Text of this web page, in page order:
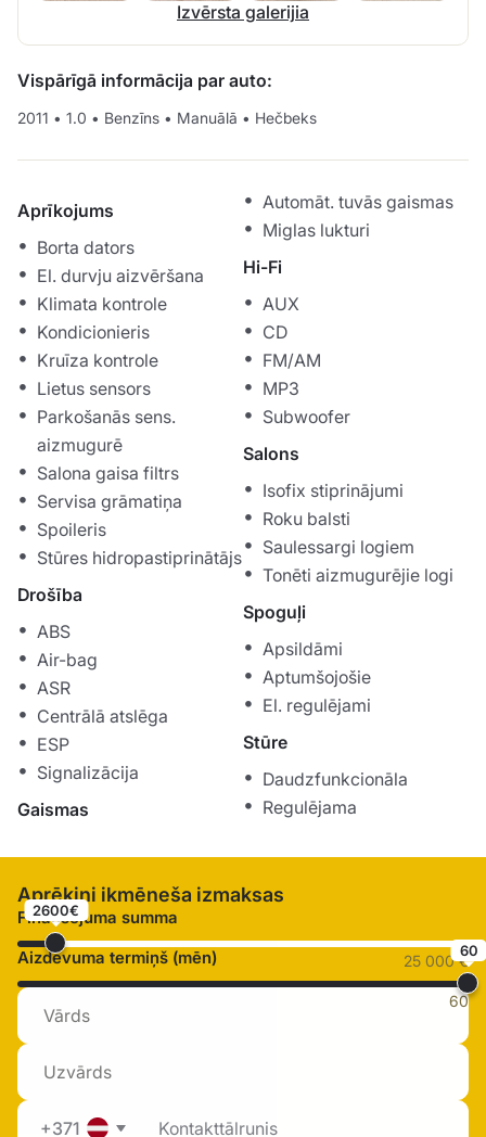
Izvērsta galerijia
Vispārīgā informācija par auto:
2011 • 1.0 • Benzīns • Manuālā • Hečbeks
Aprīkojums
Borta dators
El. durvju aizvēršana
Klimata kontrole
Kondicionieris
Kruīza kontrole
Lietus sensors
Parkošanās sens.
aizmugurē
Salona gaisa filtrs
Servisa grāmatiņa
Spoileris
Stūres hidropastiprinātājs
Drošība
ABS
Air-bag
ASR
Centrālā atslēga
ESP
Signalizācija
Gaismas
Automāt. tuvās gaismas
Miglas lukturi
Hi-Fi
AUX
CD
FM/AM
MP3
Subwoofer
Salons
Isofix stiprinājumi
Roku balsti
Saulessargi logiem
Tonēti aizmugurējie logi
Spoguļi
Apsildāmi
Aptumšojošie
El. regulējami
Stūre
Daudzfunkcionāla
Regulējama
Aprēķini ikmēneša izmaksas
Finansējuma summa
2600€
25 000 €
Aizdevuma termiņš (mēn) 60
60
+371